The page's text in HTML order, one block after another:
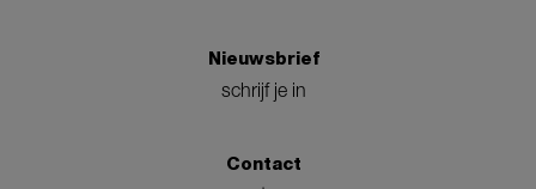
Nieuwsbrief
schrijf je in
Contact